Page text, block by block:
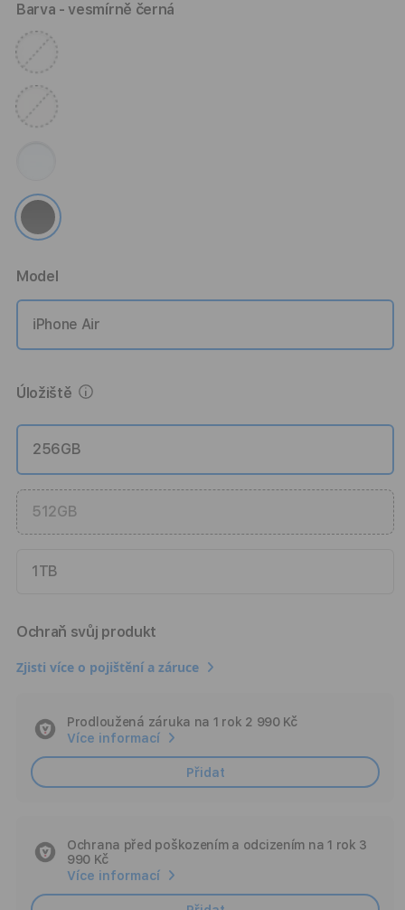
Barva - vesmírně černá
Model
iPhone Air
Úložiště
256GB
512GB
1TB
Ochraň svůj produkt
Zjisti více o pojištění a záruce
Prodloužená záruka na 1 rok 2 990 Kč
Více informací
Přidat
Ochrana před poškozením a odcizením na 1 rok 3
990 Kč
Více informací